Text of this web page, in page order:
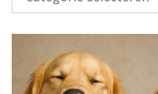
onderwerp